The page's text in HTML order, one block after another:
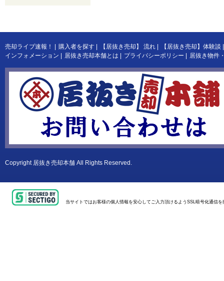
売却ライブ速報！ 購入者を探す 【居抜き売却】 流れ 【居抜き売却】体験談
インフォメーション
居抜き売却本舗とは プライバシーポリシー 居抜き物件
Copyright 居抜き売却本舗 All Rights Reserved.
当サイトではお客様の個人情報を安心してご入力頂けるようSSL暗号化通信